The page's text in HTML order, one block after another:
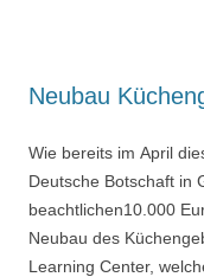
Neubau
Wie bereits im April
Deutsche Botschaft in
beachtlichen10.000
Neubau des
Learning Center,